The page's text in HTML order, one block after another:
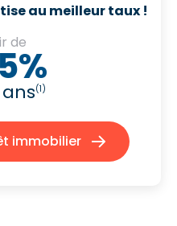
au meilleur taux !
de
(1)
immobilier